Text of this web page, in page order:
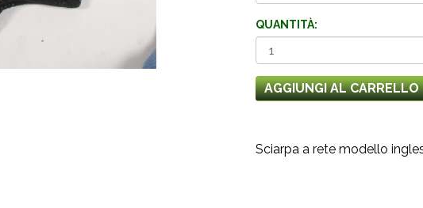
QUANTITÀ:
AGGIUNGI AL CARRELLO
Sciarpa a rete modello